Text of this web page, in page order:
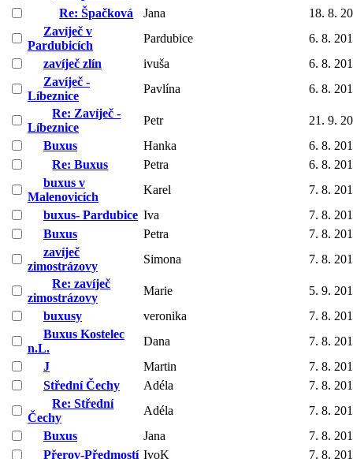
Re: Špačková
Jana
18. 8.
Zavíječ v
Pardubicích
Pardubice
6. 8.
zavíječ zlín
ivuša
6. 8.
Zavíječ -
Líbeznice
Pavlína
6. 8.
Re: Zavíječ -
Líbeznice
Petr
21. 9.
Buxus
Hanka
6. 8.
Re: Buxus
Petra
6. 8.
buxus v
Malenovicích
Karel
7. 8.
buxus- Pardubice Iva
7. 8.
Buxus
Petra
7. 8.
zavíječ
zimostrázovy
Simona
7. 8.
Re: zavíječ
zimostrázovy
Marie
5. 9.
buxusy
veronika
7. 8.
Buxus Kostelec
n.L.
Dana
7. 8.
J
Martin
7. 8.
Střední Čechy
Adéla
7. 8.
Re: Střední
Čechy
Adéla
7. 8.
Buxus
Jana
7. 8.
Přerov-Předmostí IvoK 7. 8.